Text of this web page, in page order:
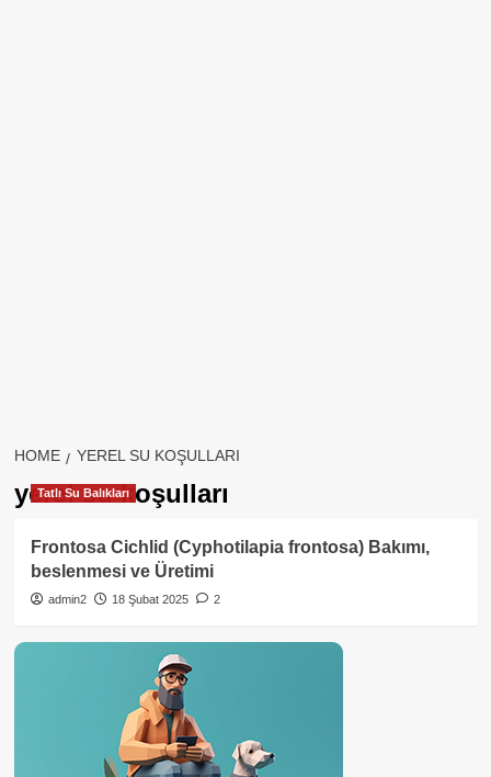
HOME YEREL SU KOŞULLARI
yerel su koşulları
Tatlı Su Balıkları
Frontosa Cichlid (Cyphotilapia frontosa) Bakımı,
beslenmesi ve Üretimi
admin2 18 Şubat 2025 2